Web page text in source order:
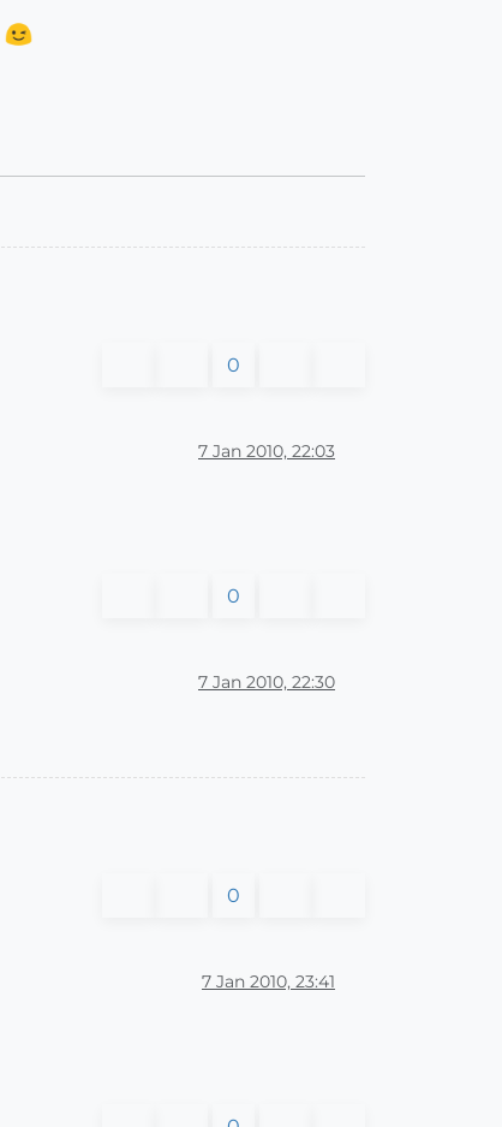
0
7 Jan 2010, 22:03
0
7 Jan 2010, 22:30
0
7 Jan 2010, 23:41